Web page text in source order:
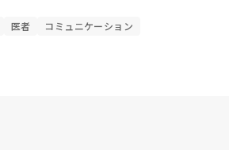
医者 コミュニケーション